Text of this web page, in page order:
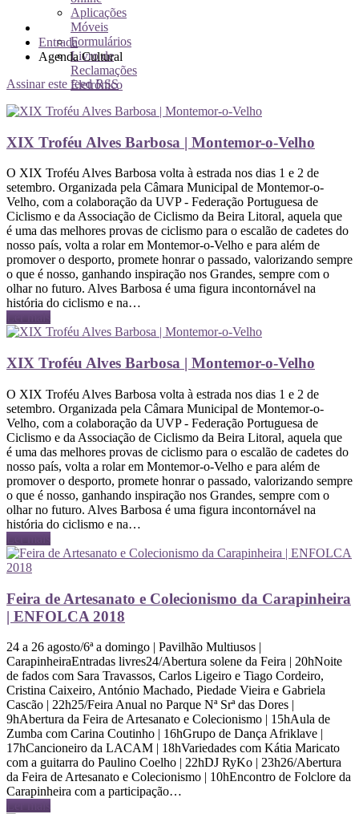
Aplicações
Móveis
Formulários
Livro de
Reclamações
Eletrónico
Entrada
Agenda Cultural
Assinar este feed RSS
XIX Troféu Alves Barbosa | Montemor-o-Velho
O XIX Troféu Alves Barbosa volta à estrada nos dias 1 e 2 de
setembro. Organizada pela Câmara Municipal de Montemor-o-
Velho, com a colaboração da UVP - Federação Portuguesa de
Ciclismo e da Associação de Ciclismo da Beira Litoral, aquela que
é uma das melhores provas de ciclismo para o escalão de cadetes do
nosso país, volta a rolar em Montemor-o-Velho e para além de
promover o desporto, promete honrar o passado, valorizando sempre
o que é nosso, ganhando inspiração nos Grandes, sempre com o
olhar no futuro. Alves Barbosa é uma figura incontornável na
história do ciclismo e na…
Ler mais
XIX Troféu Alves Barbosa | Montemor-o-Velho
O XIX Troféu Alves Barbosa volta à estrada nos dias 1 e 2 de
setembro. Organizada pela Câmara Municipal de Montemor-o-
Velho, com a colaboração da UVP - Federação Portuguesa de
Ciclismo e da Associação de Ciclismo da Beira Litoral, aquela que
é uma das melhores provas de ciclismo para o escalão de cadetes do
nosso país, volta a rolar em Montemor-o-Velho e para além de
promover o desporto, promete honrar o passado, valorizando sempre
o que é nosso, ganhando inspiração nos Grandes, sempre com o
olhar no futuro. Alves Barbosa é uma figura incontornável na
história do ciclismo e na…
Ler mais
Feira de Artesanato e Colecionismo da Carapinheira
| ENFOLCA 2018
24 a 26 agosto/6ª a domingo | Pavilhão Multiusos |
CarapinheiraEntradas livres24/Abertura solene da Feira | 20hNoite
de fados com Sara Travassos, Carlos Ligeiro e Tiago Cordeiro,
Cristina Caixeiro, António Machado, Piedade Vieira e Gabriela
Cascão | 22h25/Feira Anual no Parque Nª Srª das Dores |
9hAbertura da Feira de Artesanato e Colecionismo | 15hAula de
Zumba com Carina Coutinho | 16hGrupo de Dança Afriklave |
17hCancioneiro da LACAM | 18hVariedades com Kátia Maricato
com a guitarra do Paulino Coelho | 22hDJ RyKo | 23h26/Abertura
da Feira de Artesanato e Colecionismo | 10hEncontro de Folclore da
Carapinheira com a participação…
Ler mais